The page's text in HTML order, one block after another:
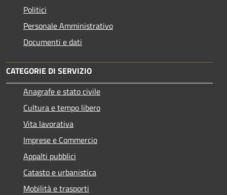
Politici
Personale Amministrativo
Documenti e dati
CATEGORIE DI SERVIZIO
Anagrafe e stato civile
Cultura e tempo libero
Vita lavorativa
Imprese e Commercio
Appalti pubblici
Catasto e urbanistica
Mobilità e trasporti